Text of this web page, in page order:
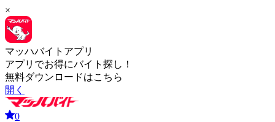
×
マッハバイトアプリ
アプリでお得にバイト探し！
無料ダウンロードはこちら
開く
0